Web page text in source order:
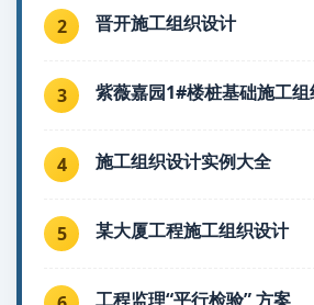
2 晋开施工组织设计
3 紫薇嘉园1#楼桩基础施工组
4 施工组织设计实例大全
5 某大厦工程施工组织设计
工程监理“平行检验” 方案